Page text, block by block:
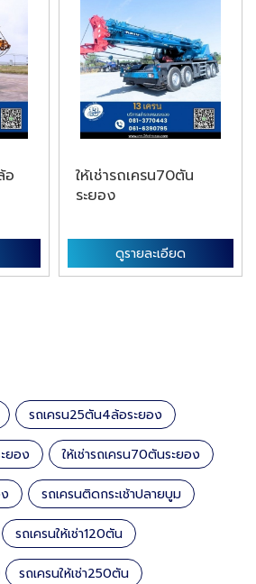
อ
ให้เช่ารถเครน70ตัน
ระยอง
ดูรายละเอียด
รถเครน25ตัน4ล้อระยอง
ยอง ให้เช่ารถเครน70ตันระยอง
รถเครนติดกระเช้าปลายบูม
รถเครนให้เช่า120ตัน
รถเครนให้เช่า250ตัน